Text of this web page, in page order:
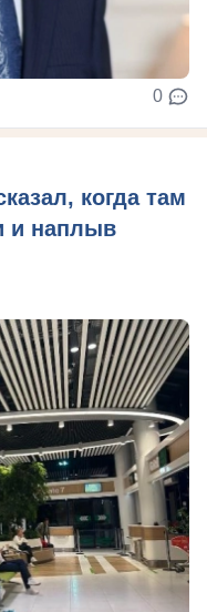
0
когда там
и наплыв